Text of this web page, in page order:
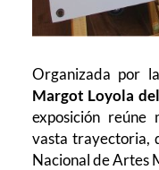
Organizada por
Margot Loyola
exposición
vasta trayectoria,
Nacional de Artes